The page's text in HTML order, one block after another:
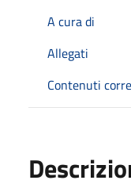
A cura di
Allegati
Contenuti